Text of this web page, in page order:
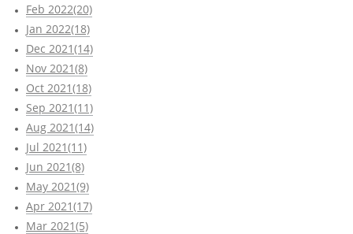
Feb 2022(20)
Jan 2022(18)
Dec 2021(14)
Nov 2021(8)
Oct 2021(18)
Sep 2021(11)
Aug 2021(14)
Jul 2021(11)
Jun 2021(8)
May 2021(9)
Apr 2021(17)
Mar 2021(5)